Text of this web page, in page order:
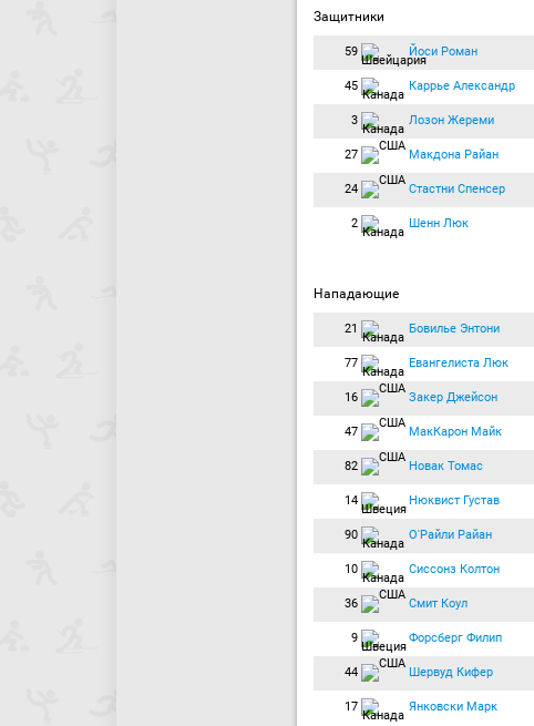
Защитники
59 Йоси Роман
45 Каррье Александр
3 Лозон Жереми
27 Макдона Райан
24 Стастни Спенсер
2 Шенн Люк
Нападающие
21 Бовилье Энтони
77 Евангелиста Люк
16 Закер Джейсон
47 МакКарон Майк
82 Новак Томас
14 Нюквист Густав
90 О'Райли Райан
10 Сиссонз Колтон
36 Смит Коул
9 Форсберг Филип
44 Шервуд Кифер
17 Янковски Марк